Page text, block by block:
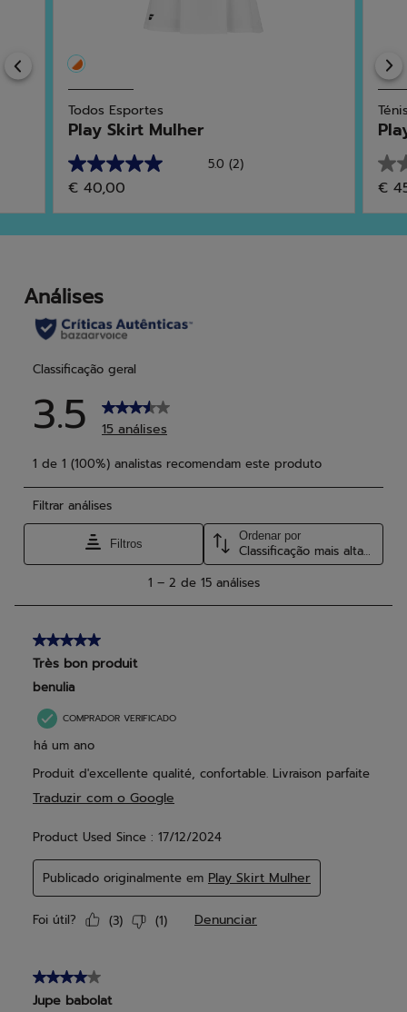
Previous
Todos Esportes
Play Skirt Mulher
5.0 (2)
5.0
em
5
estrelas.
análises
€ 40,00
0.0
em
5
€